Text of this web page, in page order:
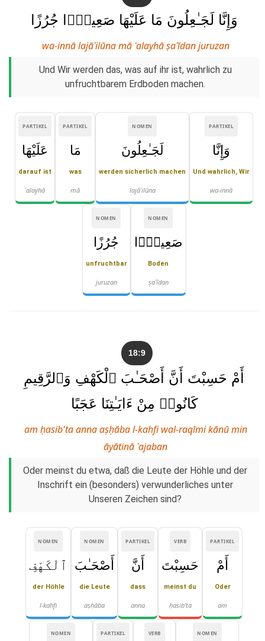
وَإِنَّا لَجَـٰعِلُونَ مَا عَلَيْهَا صَعِيدًۭا جُرُزًا
wa-innā lajāʿilūna mā ʿalayhā ṣaʿīdan juruzan
Und Wir werden das, was auf ihr ist, wahrlich zu
unfruchtbarem Erdboden machen.
PARTIKEL
وَإِنَّا
Und wahrlich, Wir
wa-innā
NOMEN
لَجَـٰعِلُونَ
werden sicherlich machen
lajāʿilūna
PARTIKEL
مَا
was
mā
PARTIKEL
عَلَيْهَا
darauf ist
ʿalayhā
NOMEN
صَعِيدًۭا
Boden
ṣaʿīdan
NOMEN
جُرُزًا
unfruchtbar
juruzan
18:9
أَمْ حَسِبْتَ أَنَّ أَصْحَـٰبَ ٱلْكَهْفِ وَٱلرَّقِيمِ
كَانُوا۟ مِنْ ءَايَـٰتِنَا عَجَبًا
am ḥasib'ta anna aṣḥāba l-kahfi wal-raqīmi kānū min
āyātinā ʿajaban
Oder meinst du etwa, daß die Leute der Höhle und der
Inschrift ein (besonders) verwunderliches unter
Unseren Zeichen sind?
PARTIKEL
أَمْ
Oder
am
VERB
حَسِبْتَ
meinst du
ḥasib'ta
PARTIKEL
أَنَّ
dass
anna
NOMEN
أَصْحَـٰبَ
die Leute
aṣḥāba
NOMEN
ٱلْكَهْفِ
der Höhle
l-kahfi
NOMEN
VERB
PARTIKEL
NOMEN